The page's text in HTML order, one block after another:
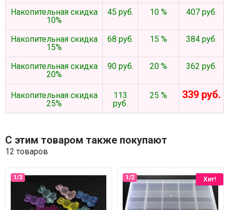
Накопительная скидка
10%
45 руб. 10 % 407 руб.
Накопительная скидка
15%
68 руб. 15 % 384 руб.
Накопительная скидка
20%
90 руб. 20 % 362 руб.
Накопительная скидка
25%
113
руб.
25 % 339 руб.
С этим товаром также покупают
12 товаров
Хит!